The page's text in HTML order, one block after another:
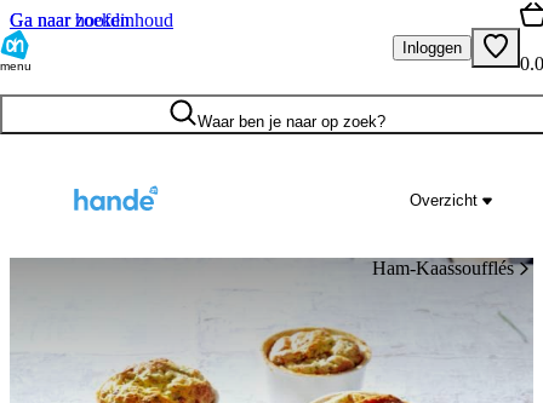
Ga naar hoofdinhoud
Ga naar zoeken
menu
Inloggen
Waar ben je naar op zoek?
Overzicht
Ham-Kaassoufflés